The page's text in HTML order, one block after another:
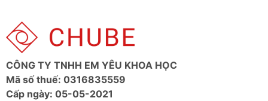
xe của bạn.
Ảnh sản phẩm
CÔNG TY TNHH EM YÊU KHOA HỌC
Mã số thuế: 0316835559
Cấp ngày: 05-05-2021